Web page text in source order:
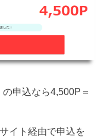
申込なら4,500P＝
イト経由で申込を